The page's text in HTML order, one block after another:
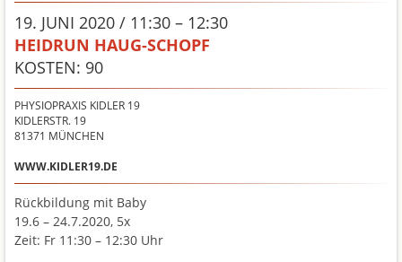
19. JUNI 2020 / 11:30 – 12:30
HEIDRUN HAUG-SCHOPF
KOSTEN: 90
PHYSIOPRAXIS KIDLER 19
KIDLERSTR. 19
81371 MÜNCHEN
WWW.KIDLER19.DE
Rückbildung mit Baby
19.6 – 24.7.2020, 5x
Zeit: Fr 11:30 – 12:30 Uhr